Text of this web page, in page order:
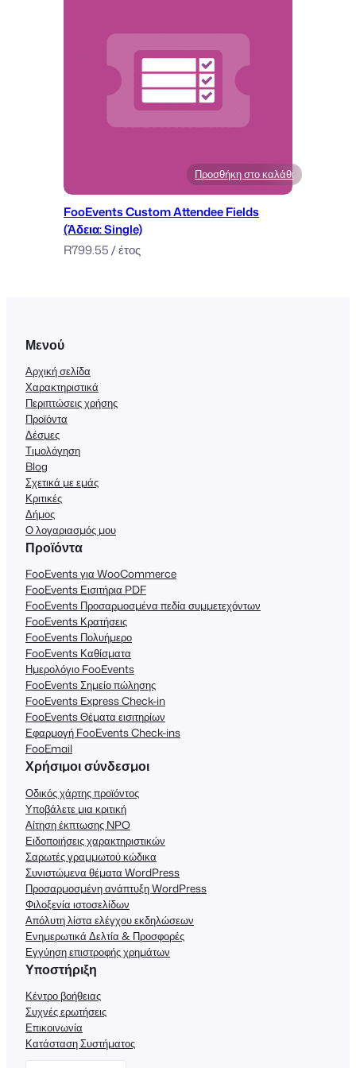
Προσθήκη στο καλάθι
FooEvents Custom Attendee Fields
(Άδεια: Single)
R799.55/ έτος
Μενού
Αρχική σελίδα
Χαρακτηριστικά
Περιπτώσεις χρήσης
Προϊόντα
Δέσμες
Τιμολόγηση
Blog
Σχετικά με εμάς
Κριτικές
Δήμος
Ο λογαριασμός μου
Προϊόντα
FooEvents για WooCommerce
FooEvents Εισιτήρια PDF
FooEvents Προσαρμοσμένα πεδία συμμετεχόντων
FooEvents Κρατήσεις
FooEvents Πολυήμερο
FooEvents Καθίσματα
Ημερολόγιο FooEvents
FooEvents Σημείο πώλησης
FooEvents Express Check-in
FooEvents Θέματα εισιτηρίων
Εφαρμογή FooEvents Check-ins
FooEmail
Χρήσιμοι σύνδεσμοι
Οδικός χάρτης προϊόντος
Υποβάλετε μια κριτική
Αίτηση έκπτωσης NPO
Ειδοποιήσεις χαρακτηριστικών
Σαρωτές γραμμωτού κώδικα
Συνιστώμενα θέματα WordPress
Προσαρμοσμένη ανάπτυξη WordPress
Φιλοξενία ιστοσελίδων
Απόλυτη λίστα ελέγχου εκδηλώσεων
Ενημερωτικά Δελτία & Προσφορές
Εγγύηση επιστροφής χρημάτων
Υποστήριξη
Κέντρο βοήθειας
Συχνές ερωτήσεις
Επικοινωνία
Κατάσταση Συστήματος